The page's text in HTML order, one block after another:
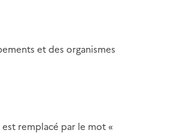
et des organismes
remplacé par le mot «